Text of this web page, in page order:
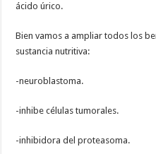
ácido úrico.
Bien vamos a ampliar todos los
sustancia nutritiva:
-neuroblastoma.
-inhibe células tumorales.
-inhibidora del proteasoma.